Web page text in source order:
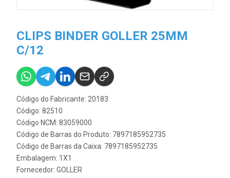
CLIPS BINDER GOLLER 25MM
C/12
Código do Fabricante: 20183
Código: 82510
Código NCM: 83059000
Código de Barras do Produto: 7897185952735
Código de Barras da Caixa: 7897185952735
Embalagem: 1X1
Fornecedor: GOLLER